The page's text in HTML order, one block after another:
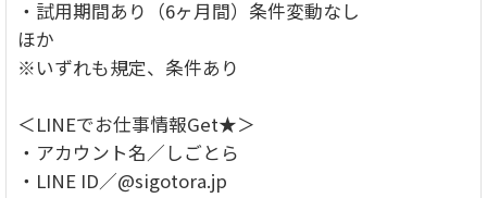
・試用期間あり（6ヶ月間）条件変動なし
ほか
※いずれも規定、条件あり
＜LINEでお仕事情報Get★＞
・アカウント名／しごとら
・LINE ID／@sigotora.jp